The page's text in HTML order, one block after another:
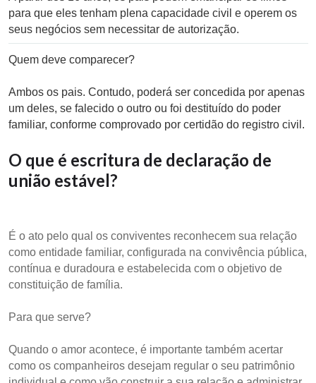
para que eles tenham plena capacidade civil e operem os
seus negócios sem necessitar de autorização.
Quem deve comparecer?
Ambos os pais. Contudo, poderá ser concedida por apenas
um deles, se falecido o outro ou foi destituído do poder
familiar, conforme comprovado por certidão do registro civil.
O que é escritura de declaração de
união estável?
É o ato pelo qual os conviventes reconhecem sua relação
como entidade familiar, configurada na convivência pública,
contínua e duradoura e estabelecida com o objetivo de
constituição de família.
Para que serve?
Quando o amor acontece, é importante também acertar
como os companheiros desejam regular o seu patrimônio